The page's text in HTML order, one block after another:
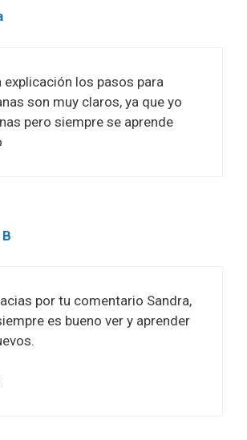
explicación los pasos para
son muy claros, ya que yo
pero siempre se aprende
por tu comentario Sandra,
es bueno ver y aprender